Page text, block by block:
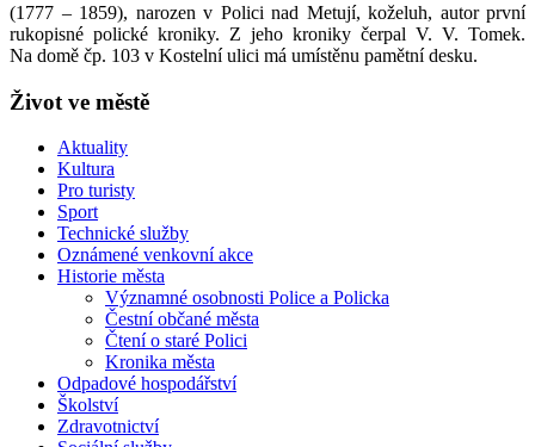
(1777 – 1859), narozen v Polici nad Metují, koželuh, autor první
rukopisné polické kroniky. Z jeho kroniky čerpal V. V. Tomek.
Na domě čp. 103 v Kostelní ulici má umístěnu pamětní desku.
Život ve městě
Aktuality
Kultura
Pro turisty
Sport
Technické služby
Oznámené venkovní akce
Historie města
Významné osobnosti Police a Policka
Čestní občané města
Čtení o staré Polici
Kronika města
Odpadové hospodářství
Školství
Zdravotnictví